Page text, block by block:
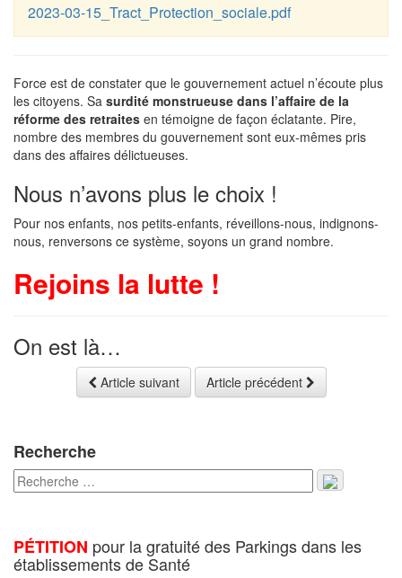
2023-03-15_Tract_Protection_sociale.pdf
Force est de constater que le gouvernement actuel n’écoute plus
les citoyens. Sa surdité monstrueuse dans l’affaire de la
réforme des retraites en témoigne de façon éclatante. Pire,
nombre des membres du gouvernement sont eux-mêmes pris
dans des affaires délictueuses.
Nous n’avons plus le choix !
Pour nos enfants, nos petits-enfants, réveillons-nous, indignons-
nous, renversons ce système, soyons un grand nombre.
Rejoins la lutte !
On est là…
Article suivant Article précédent
Recherche
PÉTITION pour la gratuité des Parkings dans les
établissements de Santé